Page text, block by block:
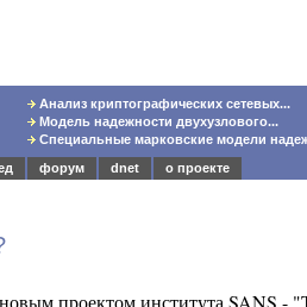
Анализ криптографических сетевых...
Модель надежности двухузлового...
Специальные марковские модели
форум dnet
о проекте
проектом института SANS -